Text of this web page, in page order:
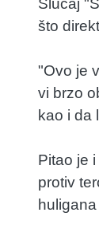
Slučaj
što
"Ovo je
vi brzo
kao i da
Pitao je
protiv